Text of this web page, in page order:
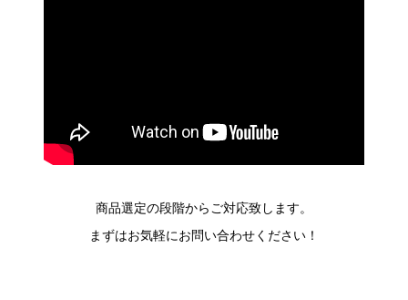
商品選定の段階からご対応致します。
まずはお気軽にお問い合わせください！